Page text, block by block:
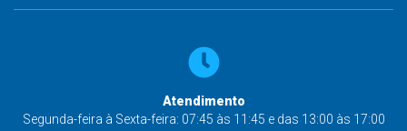
Atendimento
Segunda-feira à Sexta-feira: 07:45 às 11:45 e das 13:00 às 17:00